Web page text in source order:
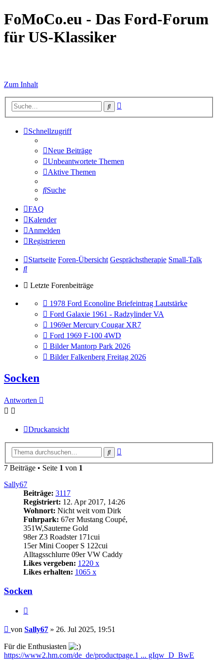
FoMoCo.eu - Das Ford-Forum
für US-Klassiker
Zum Inhalt
Suche
Schnellzugriff
Neue Beiträge
Unbeantwortete Themen
Aktive Themen
Suche
FAQ
Kalender
Anmelden
Registrieren
Startseite Foren-Übersicht Gesprächstherapie Small-Talk
Suche
Letzte Forenbeiträge
Gehe
zum
letzten
Beitrag
1978 Ford Econoline Briefeintrag Lautstärke
Gehe
zum
letzten
Beitrag
Ford Galaxie 1961 - Radzylinder VA
Gehe
zum
letzten
Beitrag
1969er Mercury Cougar XR7
Gehe
zum
letzten
Beitrag
Ford 1969 F-100 4WD
Gehe
zum
letzten
Bilder Mantorp Park 2026
Gehe
Bilder Falkenberg Freitag 2026
Socken
Antworten
Druckansicht
Suche
7 Beiträge • Seite 1 von 1
Sally67
Beiträge: 3117
Registriert: 12. Apr 2017, 14:26
Wohnort: Nicht weit vom Dirk
Fuhrpark: 67er Mustang Coupé,
351W,Sauterne Gold
98er Z3 Roadster 171cui
15er Mini Cooper S 122cui
Alltagsschlurre 09er VW Caddy
Likes vergeben: 1220 x
Likes erhalten: 1065 x
Socken
Beitrag
von Sally67 » 26. Jul 2025, 19:51
Für die Enthusiasten
https://www2.hm.com/de_de/productpage.1 ... gIqw_D_BwE